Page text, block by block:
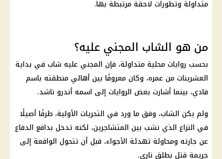
متداولة وتطورات لاحقة مرتبطة بها.
من هو الشاب المجني عليه؟
بحسب روايات محلية متداولة، فإن المجني عليه شاب في بداية
العشرينات من عمره، وكان معروفًا بين أهالي منطقته باسم
فادي، بينما أشارت بعض الروايات إلى اسمه أندرو ناشد.
ولم يكن الشاب، وفق ما ورد في التحريات الأولية، طرفًا أصيلًا
في النزاع الذي نشب بين المتشاجرين، لكنه تدخل بدافع الدفاع
عن جارته ومحاولة تهدئة الأجواء، قبل أن تتحول الواقعة إلى
جريمة قتل بطلق ناري.